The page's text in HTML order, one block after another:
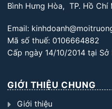
Bình Hưng Hòa, TP. Hồ Chí
Email:
Mã số thuế: 0106664882
Cấp ngày 14/10/2014 tại
GIỚI THIỆU CHUNG
Giới thiệu